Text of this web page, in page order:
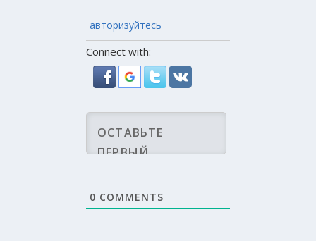
авторизуйтесь
Connect with:
0 COMMENTS